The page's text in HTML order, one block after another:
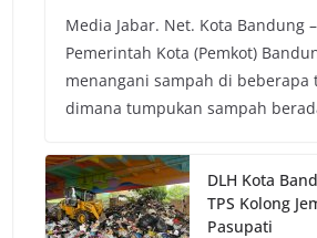
c
e
b
o
k
i
t
t
e
a
t
s
A
p
p
y
L
i
k
Media Jabar. Net. Kota Bandung –
Pemerintah Kota (Pemkot)
menangani sampah di beberapa
dimana tumpukan sampah
DLH Kota
TPS Kolong
Pasupati